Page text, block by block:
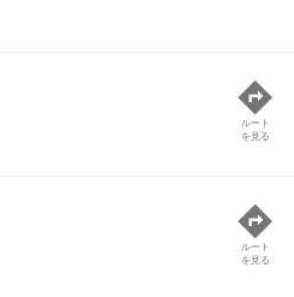
ルート
を見る
ルート
を見る